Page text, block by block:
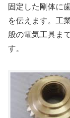
固定した剛体に
を伝えます。工
般の電気工具ま
す。